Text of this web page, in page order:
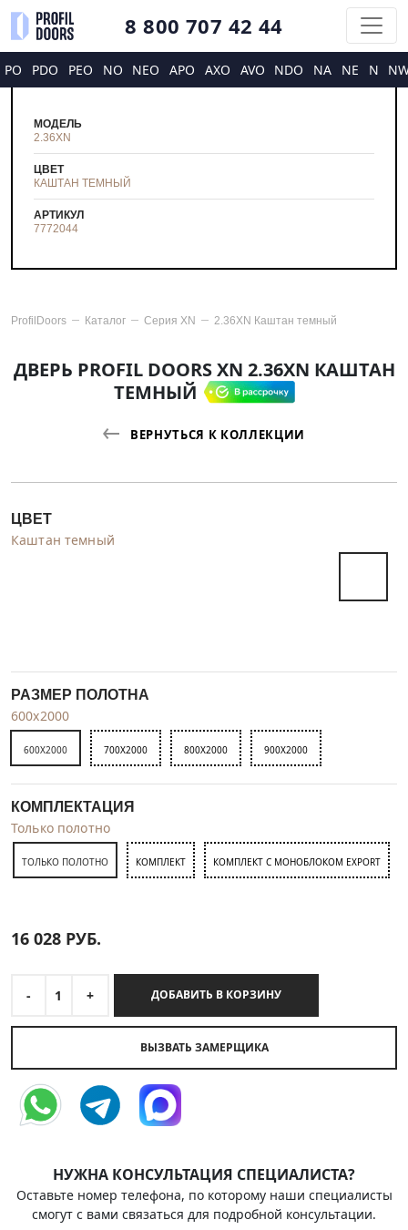
8 800 707 42 44
PO PDO PEO NO NEO APO AXO AVO NDO NA NE N
МОДЕЛЬ
2.36XN
ЦВЕТ
КАШТАН ТЕМНЫЙ
АРТИКУЛ
7772044
ProfilDoors Каталог Серия XN 2.36XN Каштан темный
ДВЕРЬ PROFIL DOORS XN 2.36XN КАШТАН
ТЕМНЫЙ
ВЕРНУТЬСЯ К КОЛЛЕКЦИИ
ЦВЕТ
Каштан темный
РАЗМЕР ПОЛОТНА
600x2000
600X2000 700X2000 800X2000 900X2000
КОМПЛЕКТАЦИЯ
Только полотно
ТОЛЬКО ПОЛОТНО КОМПЛЕКТ КОМПЛЕКТ С МОНОБЛОКОМ EXPORT
16 028 РУБ.
- 1 + ДОБАВИТЬ В КОРЗИНУ
ВЫЗВАТЬ ЗАМЕРЩИКА
НУЖНА КОНСУЛЬТАЦИЯ СПЕЦИАЛИСТА?
Оставьте номер телефона, по которому наши специалисты
смогут с вами связаться для подробной консультации.